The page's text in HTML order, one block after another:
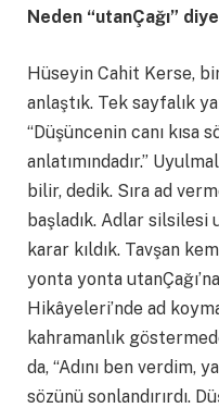
Neden “utanÇağı”
Hüseyin Cahit Kerse,
anlaştık. Tek sayfalık
“Düşüncenin canı kısa
anlatımındadır.”
bilir, dedik. Sıra ad
başladık. Adlar silsilesi
karar kıldık. Tavşan
yonta yonta
Hikâyeleri’nde ad
kahramanlık
da, “Adını ben verdim,
sözünü sonlandırırdı.